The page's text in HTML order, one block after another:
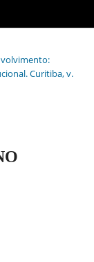
Curitiba, v.